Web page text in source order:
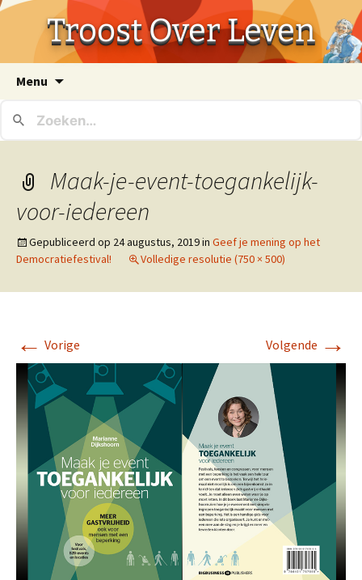
Troost Over Leven
Menu
inhoud
Maak-je-event-toegankelijk-
voor-iedereen
Gepubliceerd op 24 augustus, 2019in Geef je mening op het
Democratiefestival!
Volledige resolutie (750 × 500)
← Vorige Volgende →